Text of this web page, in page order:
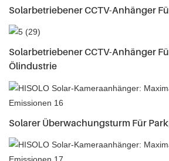
Solarbetriebener CCTV-Anhänger
Solarbetriebener CCTV-Anhänger
Ölindustrie
Solarer Überwachungsturm Für